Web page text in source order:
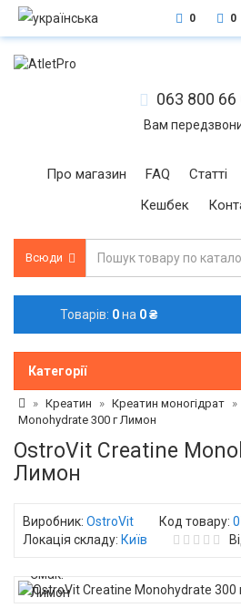
0 0
063 800 66
Вам
Про магазин FAQ Статті
Кешбек
Всюди
Товарів: 0на 0 ₴
Категорії
Креатин Креатин моногідрат
Monohydrate 300 г Лимон
OstroVit Creatine
Лимон
Виробник: OstroVit Код товару:
Локація складу: Київ